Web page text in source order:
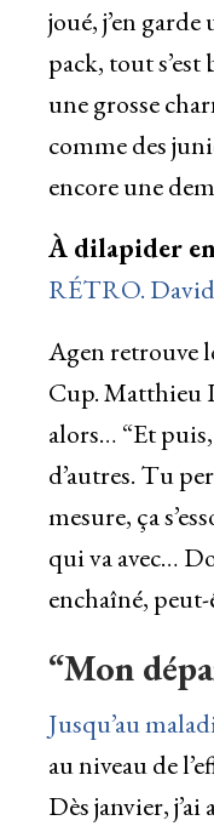
joué, j’en
pack, tout
une grosse
comme des
encore une
À dilapider
RÉTRO. David
Agen retrouve
Cup. Matthieu
alors… “Et
d’autres. Tu
mesure, ça
qui va avec…
enchaîné,
“Mon
Jusqu’au
au niveau de
Dès janvier,